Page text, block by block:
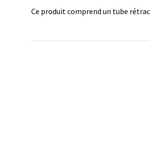
Ce produit comprend un tube